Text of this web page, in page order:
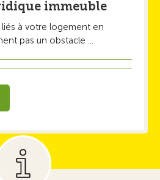
immeuble
à votre logement en
pas un obstacle ...